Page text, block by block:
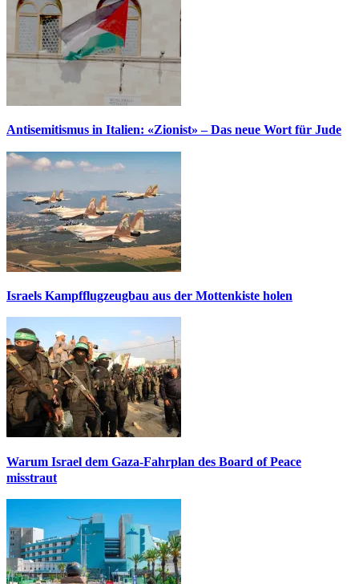
Antisemitismus in Italien: «Zionist» – Das neue Wort für Jude
Israels Kampfflugzeugbau aus der Mottenkiste holen
Warum Israel dem Gaza-Fahrplan des Board of Peace
misstraut